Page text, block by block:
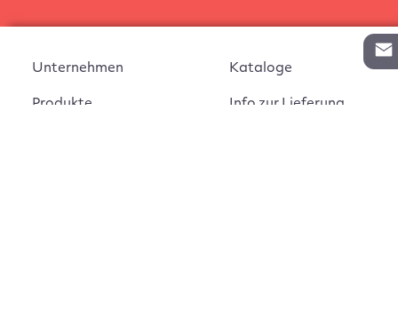
Unternehmen
Produkte
Kataloge
Info zur Lieferung